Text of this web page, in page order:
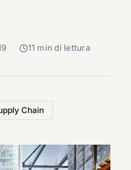
11 min di lettura
Chain